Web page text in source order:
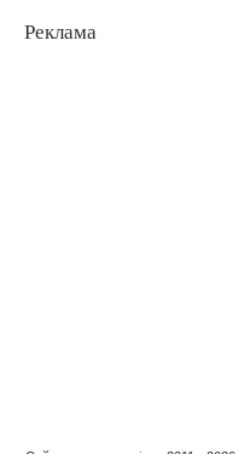
Реклама